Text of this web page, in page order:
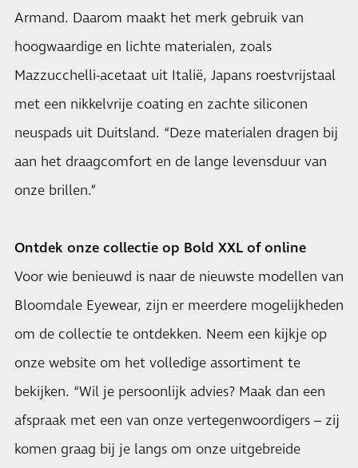
Armand. Daarom maakt het merk gebruik van
hoogwaardige en lichte materialen, zoals
Mazzucchelli-acetaat uit Italië, Japans roestvrijstaal
met een nikkelvrije coating en zachte siliconen
neuspads uit Duitsland. “Deze materialen dragen bij
aan het draagcomfort en de lange levensduur van
onze brillen.”
Ontdek onze collectie op Bold XXL of online
Voor wie benieuwd is naar de nieuwste modellen van
Bloomdale Eyewear, zijn er meerdere mogelijkheden
om de collectie te ontdekken. Neem een kijkje op
onze website om het volledige assortiment te
bekijken. “Wil je persoonlijk advies? Maak dan een
afspraak met een van onze vertegenwoordigers – zij
komen graag bij je langs om onze uitgebreide